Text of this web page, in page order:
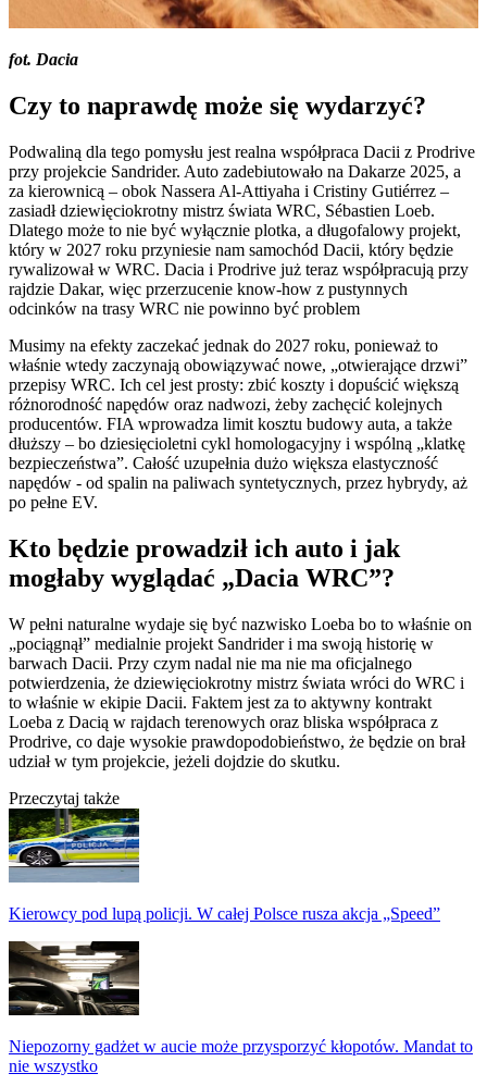
fot. Dacia
Czy to naprawdę może się wydarzyć?
Podwaliną dla tego pomysłu jest realna współpraca Dacii z Prodrive
przy projekcie Sandrider. Auto zadebiutowało na Dakarze 2025, a
za kierownicą – obok Nassera Al-Attiyaha i Cristiny Gutiérrez –
zasiadł dziewięciokrotny mistrz świata WRC, Sébastien Loeb.
Dlatego może to nie być wyłącznie plotka, a długofalowy projekt,
który w 2027 roku przyniesie nam samochód Dacii, który będzie
rywalizował w WRC. Dacia i Prodrive już teraz współpracują przy
rajdzie Dakar, więc przerzucenie know-how z pustynnych
odcinków na trasy WRC nie powinno być problem
Musimy na efekty zaczekać jednak do 2027 roku, ponieważ to
właśnie wtedy zaczynają obowiązywać nowe, „otwierające drzwi”
przepisy WRC. Ich cel jest prosty: zbić koszty i dopuścić większą
różnorodność napędów oraz nadwozi, żeby zachęcić kolejnych
producentów. FIA wprowadza limit kosztu budowy auta, a także
dłuższy – bo dziesięcioletni cykl homologacyjny i wspólną „klatkę
bezpieczeństwa”. Całość uzupełnia dużo większa elastyczność
napędów - od spalin na paliwach syntetycznych, przez hybrydy, aż
po pełne EV.
Kto będzie prowadził ich auto i jak
mogłaby wyglądać „Dacia WRC”?
W pełni naturalne wydaje się być nazwisko Loeba bo to właśnie on
„pociągnął” medialnie projekt Sandrider i ma swoją historię w
barwach Dacii. Przy czym nadal nie ma nie ma oficjalnego
potwierdzenia, że dziewięciokrotny mistrz świata wróci do WRC i
to właśnie w ekipie Dacii. Faktem jest za to aktywny kontrakt
Loeba z Dacią w rajdach terenowych oraz bliska współpraca z
Prodrive, co daje wysokie prawdopodobieństwo, że będzie on brał
udział w tym projekcie, jeżeli dojdzie do skutku.
Przeczytaj także
Kierowcy pod lupą policji. W całej Polsce rusza akcja „Speed”
Niepozorny gadżet w aucie może przysporzyć kłopotów. Mandat to
nie wszystko